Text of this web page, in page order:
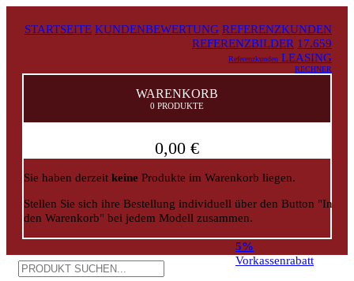
STARTSEITE KUNDENBEWERTUNG REFERENZKUNDEN
REFERENZBILDER 17.659
Referenzkunden LEASING
RECHNER
WARENKORB
0 PRODUKTE
0,00 €
Sie haben derzeit keine Produkte im Warenkorb liegen.
Stellen Sie sich ihre Bestellung individuell über den Button "In
den Warenkorb" bei jedem Modell zusammen.
5%
Vorkassenrabatt